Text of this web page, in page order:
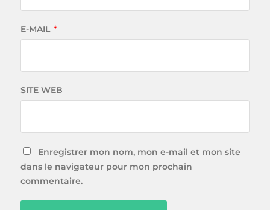
E-MAIL *
SITE WEB
Enregistrer mon nom, mon e-mail et mon site
dans le navigateur pour mon prochain
commentaire.